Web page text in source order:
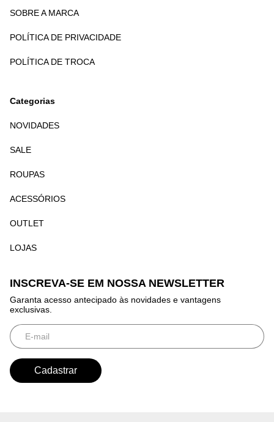
SOBRE A MARCA
POLÍTICA DE PRIVACIDADE
POLÍTICA DE TROCA
Categorias
NOVIDADES
SALE
ROUPAS
ACESSÓRIOS
OUTLET
LOJAS
INSCREVA-SE EM NOSSA NEWSLETTER
Garanta acesso antecipado às novidades e vantagens
exclusivas.